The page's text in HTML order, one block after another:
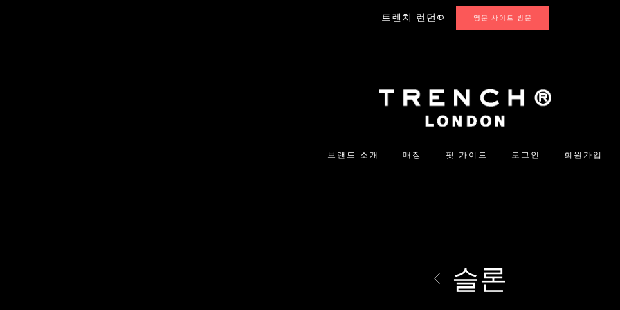
트렌치 런던® 영문 사이트 방문
브랜드 소개 매장 핏 가이드 로그인 회원가입
슬론